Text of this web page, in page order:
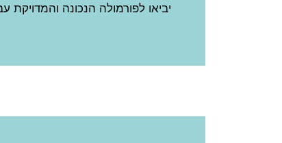
יביאו לפורמולה הנכונה והמדויקת